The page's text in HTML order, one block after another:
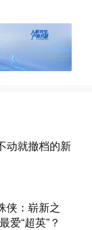
动就撤档的新
侠：崭新之
爱“超英”？